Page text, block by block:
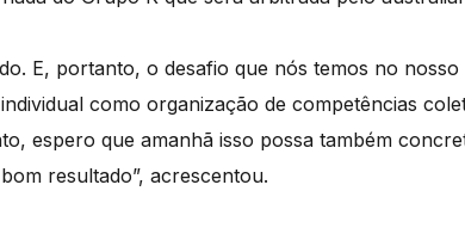
E, portanto, o desafio que nós temos no
como organização de competências
espero que amanhã isso possa também
resultado”, acrescentou.